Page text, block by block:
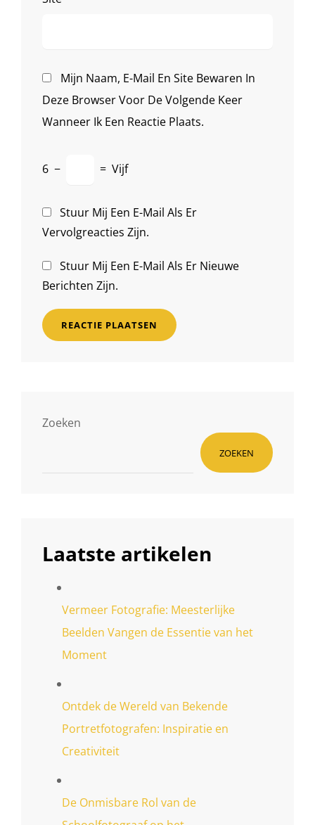
Mijn Naam, E-Mail En Site Bewaren In
Deze Browser Voor De Volgende Keer
Wanneer Ik Een Reactie Plaats.
6 − = Vijf
Stuur Mij Een E-Mail Als Er
Vervolgreacties Zijn.
Stuur Mij Een E-Mail Als Er Nieuwe
Berichten Zijn.
Zoeken
ZOEKEN
Laatste artikelen
Vermeer Fotografie: Meesterlijke
Beelden Vangen de Essentie van het
Moment
Ontdek de Wereld van Bekende
Portretfotografen: Inspiratie en
Creativiteit
De Onmisbare Rol van de